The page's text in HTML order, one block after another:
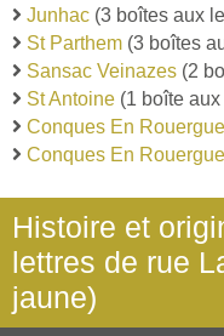
Junhac (3 boîtes aux
St Parthem (3 boîtes
Sansac Veinazes (2
St Antoine (1 boîte
Conques En Rouergue
Conques En Rouergue
Histoire et
lettres de rue
jaune)